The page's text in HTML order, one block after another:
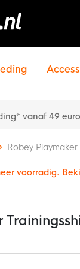
vanaf 49 euro
Robey Playmaker
voorradig.